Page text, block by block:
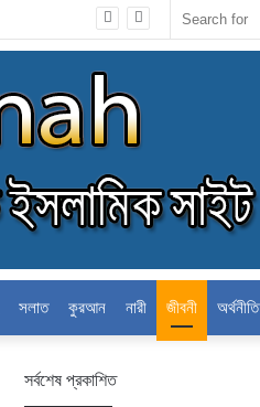
সলাত কুরআন নারী জীবনী অর্থনীতি
স‍র্বশেষ প্রকাশিত